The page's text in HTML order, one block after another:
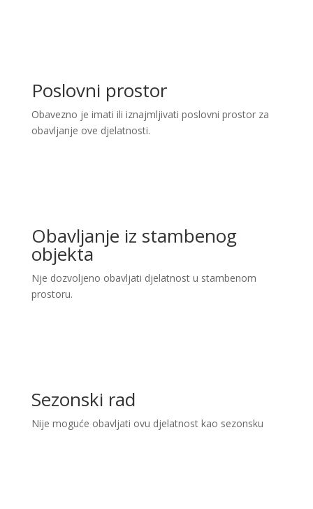
Poslovni prostor
Obavezno je imati ili iznajmljivati poslovni prostor za
obavljanje ove djelatnosti.
Obavljanje iz stambenog
objekta
Nje dozvoljeno obavljati djelatnost u stambenom
prostoru.
Sezonski rad
Nije moguće obavljati ovu djelatnost kao sezonsku